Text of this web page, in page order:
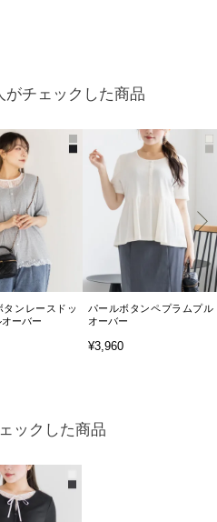
がチェックした商品
タンレースドッ
ーバー
パールボタンペプラムプル
オーバー
¥3,960
ックした商品